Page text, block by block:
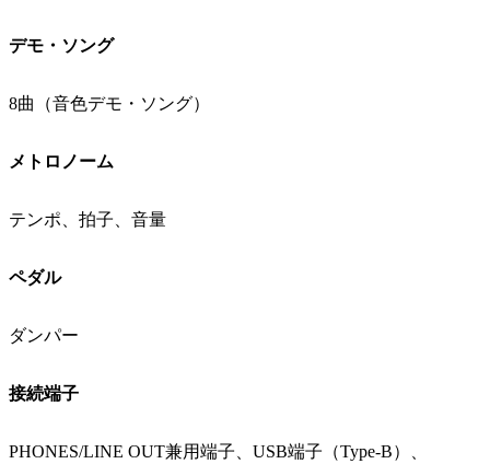
デモ・ソング
8曲（音色デモ・ソング）
メトロノーム
テンポ、拍子、音量
ペダル
ダンパー
接続端子
PHONES/LINE OUT兼用端子、USB端子（Type-B）、